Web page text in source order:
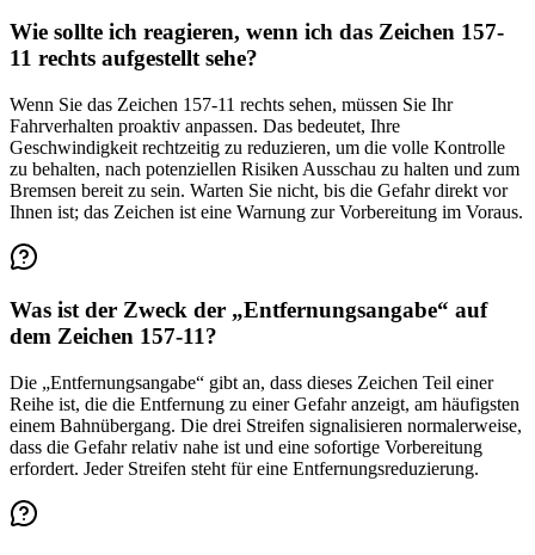
Wie sollte ich reagieren, wenn ich das Zeichen 157-
11 rechts aufgestellt sehe?
Wenn Sie das Zeichen 157-11 rechts sehen, müssen Sie Ihr
Fahrverhalten proaktiv anpassen. Das bedeutet, Ihre
Geschwindigkeit rechtzeitig zu reduzieren, um die volle Kontrolle
zu behalten, nach potenziellen Risiken Ausschau zu halten und zum
Bremsen bereit zu sein. Warten Sie nicht, bis die Gefahr direkt vor
Ihnen ist; das Zeichen ist eine Warnung zur Vorbereitung im Voraus.
Was ist der Zweck der „Entfernungsangabe“ auf
dem Zeichen 157-11?
Die „Entfernungsangabe“ gibt an, dass dieses Zeichen Teil einer
Reihe ist, die die Entfernung zu einer Gefahr anzeigt, am häufigsten
einem Bahnübergang. Die drei Streifen signalisieren normalerweise,
dass die Gefahr relativ nahe ist und eine sofortige Vorbereitung
erfordert. Jeder Streifen steht für eine Entfernungsreduzierung.